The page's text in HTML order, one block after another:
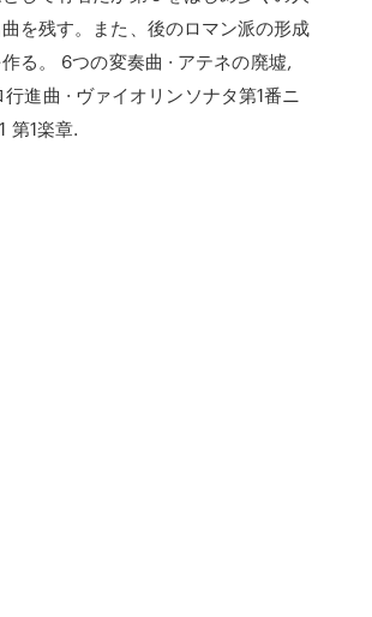
を残す。また、後のロマン派の形成
る。 6つの変奏曲 · アテネの廃墟,
進曲 · ヴァイオリンソナタ第1番ニ
第1楽章.